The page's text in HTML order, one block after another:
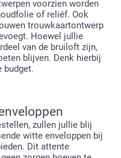
voorzien worden
of reliëf. Ook
trouwkaartontwerp
Hoewel jullie
van de bruiloft zijn,
blijven. Denk hierbij
budget.
zullen jullie blij
witte enveloppen bij
Dit attente